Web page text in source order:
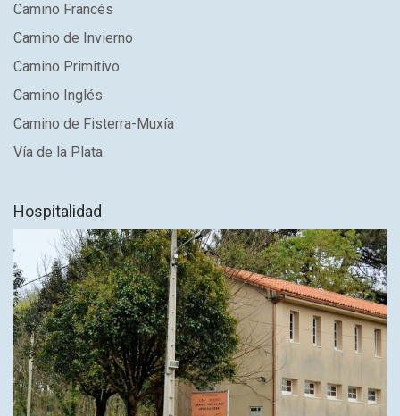
Camino Francés
Camino de Invierno
Camino Primitivo
Camino Inglés
Camino de Fisterra-Muxía
Vía de la Plata
Hospitalidad